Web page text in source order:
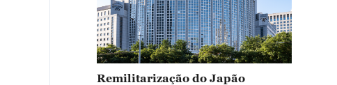
Remilitarização do Japão